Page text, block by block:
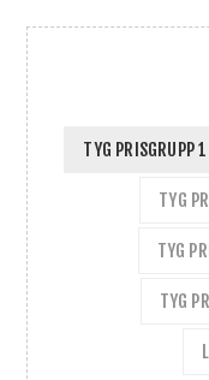
TYG PRISGRUPP 1
TYG
TYG
TYG